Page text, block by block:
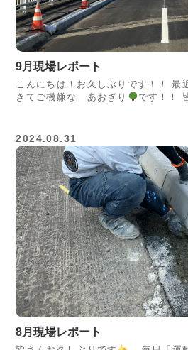
9月現場レポート
こんにちは！お久しぶりです！！ 最近ちょっと涼しくなって
きてご機嫌な あおぎり
2024.08.31
8月現場レポート